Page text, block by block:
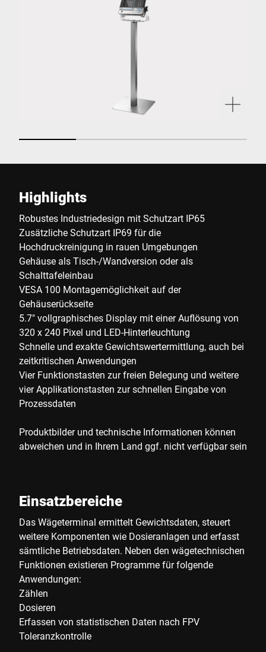
Highlights
Robustes Industriedesign mit Schutzart IP65
Zusätzliche Schutzart IP69 für die
Hochdruckreinigung in rauen Umgebungen
Gehäuse als Tisch-/Wandversion oder als
Schalttafeleinbau
VESA 100 Montagemöglichkeit auf der
Gehäuserückseite
5.7" vollgraphisches Display mit einer Auflösung von
320 x 240 Pixel und LED-Hinterleuchtung
Schnelle und exakte Gewichtswertermittlung, auch bei
zeitkritischen Anwendungen
Vier Funktionstasten zur freien Belegung und weitere
vier Applikationstasten zur schnellen Eingabe von
Prozessdaten
Produktbilder und technische Informationen können
abweichen und in Ihrem Land ggf. nicht verfügbar sein
Einsatzbereiche
Das Wägeterminal ermittelt Gewichtsdaten, steuert
weitere Komponenten wie Dosieranlagen und erfasst
sämtliche Betriebsdaten. Neben den wägetechnischen
Funktionen existieren Programme für folgende
Anwendungen:
Zählen
Dosieren
Erfassen von statistischen Daten nach FPV
Toleranzkontrolle